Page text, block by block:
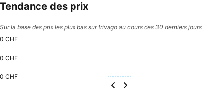
Tendance des prix
Sur la base des prix les plus bas sur trivago au cours des 30 derniers jours
0 CHF
0 CHF
0 CHF